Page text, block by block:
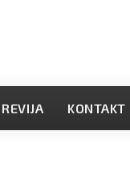
REVIJA KONTAKT